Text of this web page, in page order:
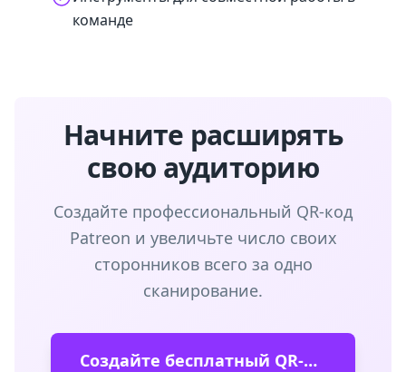
команде
Начните расширять
свою аудиторию
Создайте профессиональный QR-код
Patreon и увеличьте число своих
сторонников всего за одно
сканирование.
Создайте бесплатный QR-код